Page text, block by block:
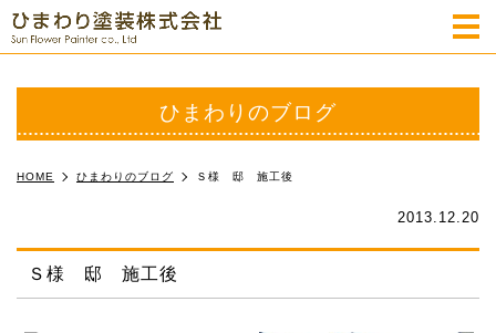
ひまわりのブログ
HOME ひまわりのブログ Ｓ様 邸 施工後
2013.12.20
Ｓ様 邸 施工後